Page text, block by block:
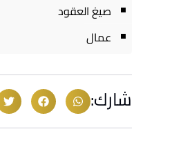
صيغ العقود
عمال
شارك: